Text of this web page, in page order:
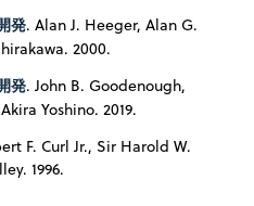
発. Alan J. Heeger, Alan G.
2000.
発. John B. Goodenough,
Yoshino. 2019.
F. Curl Jr., Sir Harold W.
1996.